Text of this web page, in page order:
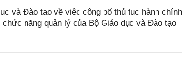
và Đào tạo về việc công bố thủ tục hành
năng quản lý của Bộ Giáo dục và Đào tạo